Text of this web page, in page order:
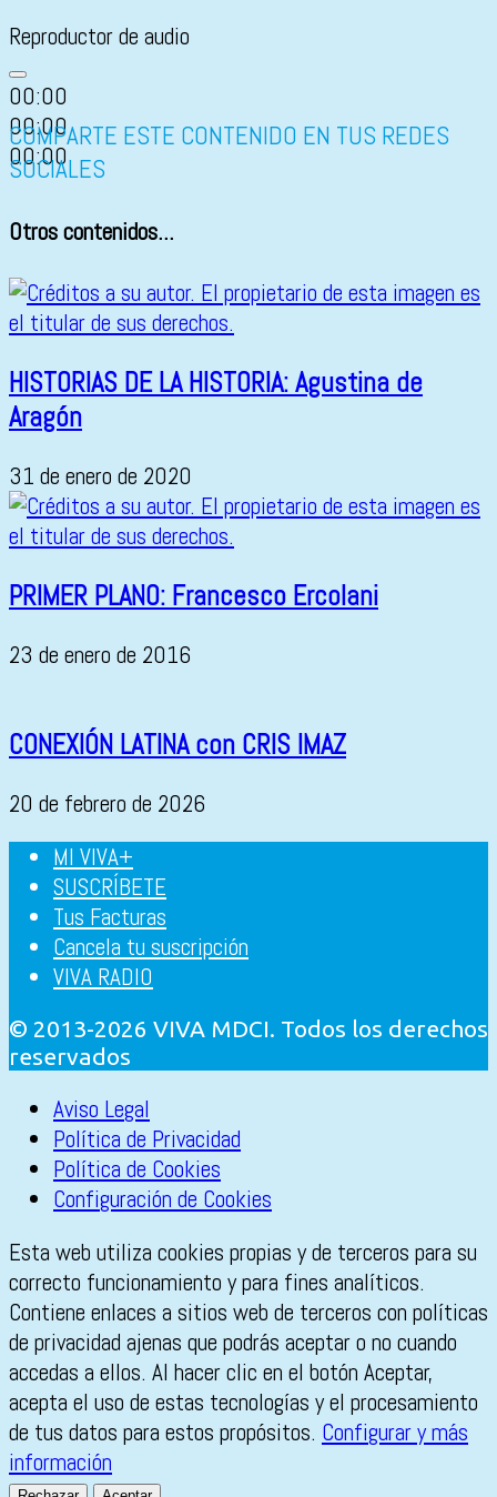
Reproductor de audio
00:00
00:00
00:00
COMPARTE ESTE CONTENIDO EN TUS REDES
SOCIALES
Otros contenidos...
HISTORIAS DE LA HISTORIA: Agustina de
Aragón
31 de enero de 2020
PRIMER PLANO: Francesco Ercolani
23 de enero de 2016
CONEXIÓN LATINA con CRIS IMAZ
20 de febrero de 2026
MI VIVA+
SUSCRÍBETE
Tus Facturas
Cancela tu suscripción
VIVA RADIO
© 2013-2026 VIVA MDCI. Todos los derechos
reservados
Aviso Legal
Política de Privacidad
Política de Cookies
Configuración de Cookies
Esta web utiliza cookies propias y de terceros para su
correcto funcionamiento y para fines analíticos.
Contiene enlaces a sitios web de terceros con políticas
de privacidad ajenas que podrás aceptar o no cuando
accedas a ellos. Al hacer clic en el botón Aceptar,
acepta el uso de estas tecnologías y el procesamiento
de tus datos para estos propósitos. Configurar y más
información